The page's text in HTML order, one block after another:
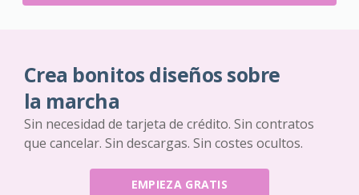
Crea bonitos diseños sobre
la marcha
Sin necesidad de tarjeta de crédito. Sin contratos
que cancelar. Sin descargas. Sin costes ocultos.
EMPIEZA GRATIS